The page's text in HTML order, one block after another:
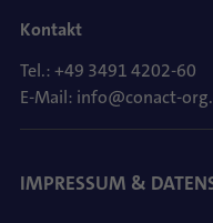
Kontakt
Tel.: +49 3491 4202-60
E-Mail: info@conact-
IMPRESSUM &